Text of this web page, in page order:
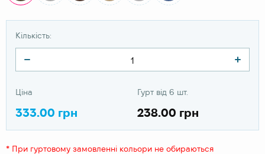
Кількість:
Ціна
333.00 грн
Гурт від 6 шт.
238.00 грн
* При гуртовому замовленні кольори не обираються